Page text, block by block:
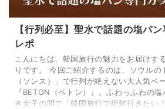
【行列必至】聖水で話題の塩パ
レポ
こんにちは、韓国旅行の魅力をお届けす
りです。 今回ご紹介するのは、ソウルの
（ソンス）」で行列が絶えない大人気ベ
『BETON（ベトン）』。ふわっふわの
き女子の間で「韓国旅行で絶対行きたい